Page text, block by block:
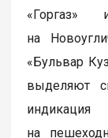
на
«Бульвар
выделяют
на